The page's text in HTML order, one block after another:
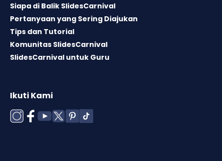
Siapa di Balik SlidesCarnival
Pertanyaan yang Sering Diajukan
Tips dan Tutorial
Komunitas SlidesCarnival
SlidesCarnival untuk Guru
Ikuti Kami